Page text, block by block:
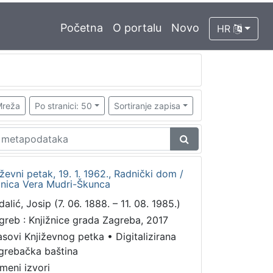
Početna O portalu Novo HR
Po stranici: 50 Sortiranje zapisa
petak, 19. 1. 1962., Radnički dom /
Vera Mudri-Škunca
Josip (7. 06. 1888. – 11. 08. 1985.)
: Knjižnice grada Zagreba, 2017
Književnog petka • Digitalizirana
baština
izvori